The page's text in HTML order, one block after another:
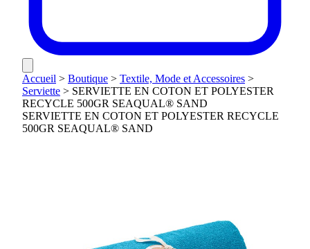
Accueil > Boutique > Textile, Mode et Accessoires >
Serviette > SERVIETTE EN COTON ET POLYESTER
RECYCLE 500GR SEAQUAL® SAND
SERVIETTE EN COTON ET POLYESTER RECYCLE
500GR SEAQUAL® SAND